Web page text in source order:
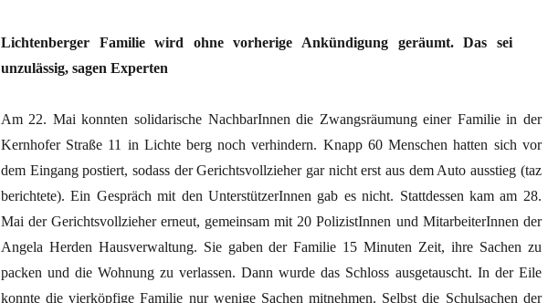
Lichtenberger Familie wird ohne vorherige Ankündigung geräumt. Das sei
unzulässig, sagen Experten
Am 22. Mai konnten solidarische NachbarInnen die Zwangsräumung einer Familie in der
Kernhofer Straße 11 in Lichte berg noch verhindern. Knapp 60 Menschen hatten sich vor
dem Eingang postiert, sodass der Gerichtsvollzieher gar nicht erst aus dem Auto ausstieg (taz
berichtete). Ein Gespräch mit den UnterstützerInnen gab es nicht. Stattdessen kam am 28.
Mai der Gerichtsvollzieher erneut, gemeinsam mit 20 PolizistInnen und MitarbeiterInnen der
Angela Herden Hausverwaltung. Sie gaben der Familie 15 Minuten Zeit, ihre Sachen zu
packen und die Wohnung zu verlassen. Dann wurde das Schloss ausgetauscht. In der Eile
konnte die vierköpfige Familie nur wenige Sachen mitnehmen. Selbst die Schulsachen der